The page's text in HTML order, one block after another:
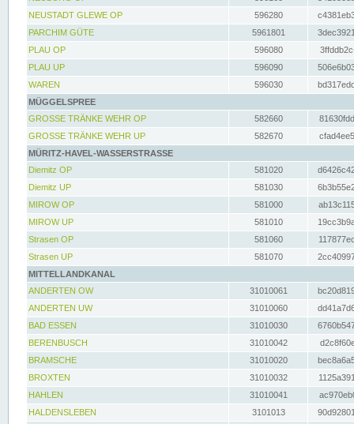
NEUSTADT GLEWE OP
596280
PARCHIM GÜTE
5961801
PLAU OP
596080
PLAU UP
596090
WAREN
596030
MÜGGELSPREE
GROSSE TRÄNKE WEHR OP
582660
GROSSE TRÄNKE WEHR UP
582670
MÜRITZ-HAVEL-WASSERSTRASSE
Diemitz OP
581020
Diemitz UP
581030
MIROW OP
581000
MIROW UP
581010
Strasen OP
581060
Strasen UP
581070
MITTELLANDKANAL
ANDERTEN OW
31010061
ANDERTEN UW
31010060
BAD ESSEN
31010030
BERENBUSCH
31010042
BRAMSCHE
31010020
BROXTEN
31010032
HAHLEN
31010041
HALDENSLEBEN
3101013